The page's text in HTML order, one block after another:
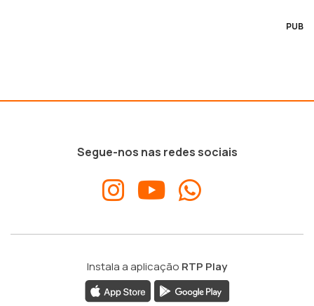
PUB
Segue-nos nas redes sociais
Instala a aplicação RTP Play